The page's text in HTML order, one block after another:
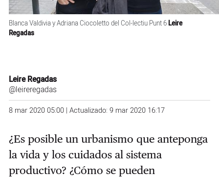
Blanca Valdivia y Adriana Ciocoletto del Col-lectiu Punt 6 Leire
Regadas
Leire Regadas
@leireregadas
8 mar 2020 05:00 | Actualizado: 9 mar 2020 16:17
¿Es posible un urbanismo que anteponga
la vida y los cuidados al sistema
productivo? ¿Cómo se pueden